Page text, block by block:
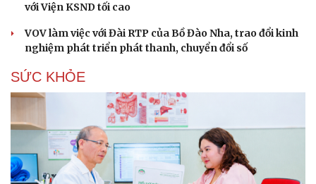
với Viện KSND tối cao
VOV làm việc với Đài RTP của Bồ Đào Nha, trao đổi kinh
nghiệm phát triển phát thanh, chuyển đổi số
SỨC KHỎE